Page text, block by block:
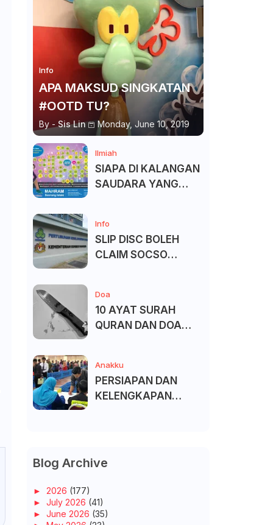
Info
APA MAKSUD SINGKATAN
#OOTD TU?
By - Sis Lin Monday, June 10, 2019
Ilmiah
SIAPA DI KALANGAN
SAUDARA YANG
Info
SLIP DISC BOLEH
CLAIM SOCSO
Doa
10 AYAT SURAH
QURAN DAN DOA
Anakku
PERSIAPAN DAN
KELENGKAPAN
Blog Archive
► 2026 (177)
► July 2026 (41)
► June 2026 (35)